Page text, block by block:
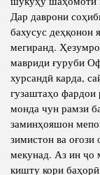
Дар даврони
бахусус деҳқонон
мегиранд.
мавриди ғуруби
хурсандӣ карда,
гузаштаҳо фардои
монда чун рамзи
заминҳояшон
зимистон ва
мекунад. Аз ин ҷо
кишту кори